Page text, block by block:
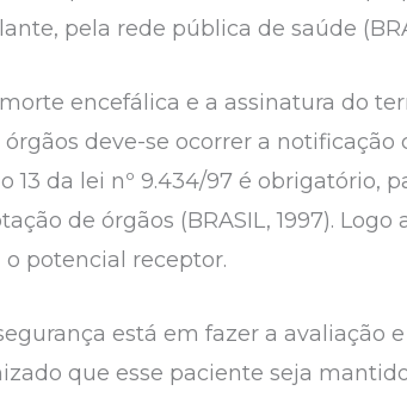
pela rede pública de saúde
encefálica e a assinatura do
deve-se ocorrer a
13 da lei nº 9.434/97 é obrigatório,
de órgãos (BRASIL, 1997).
potencial receptor.
está em fazer a avaliação
que esse paciente seja